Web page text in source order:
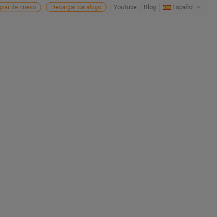
Español
Blog
YouTube
Decargar catalogo
de nuevo